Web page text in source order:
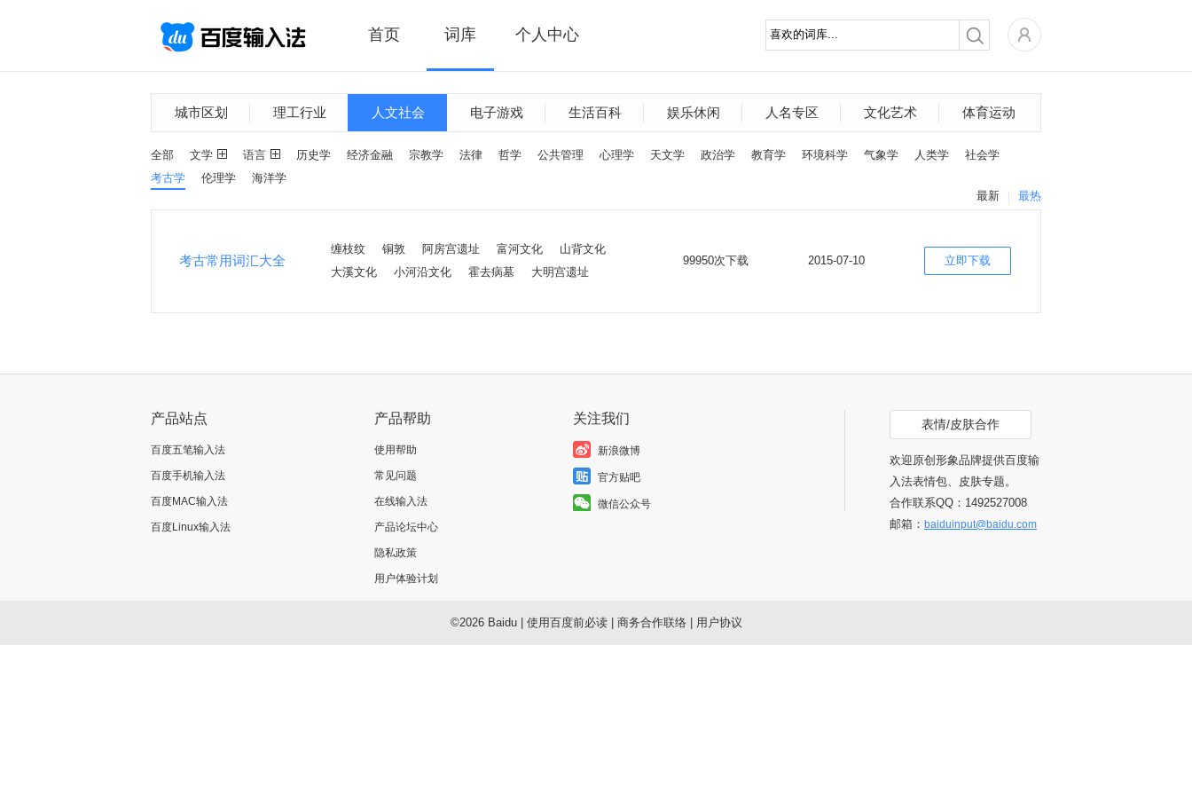
首页 词库 个人中心
城市区划 理工行业 人文社会 电子游戏 生活百科 娱乐休闲 人名专区 文化艺术 体育运动
全部 文学 语言 历史学 经济金融 宗教学 法律 哲学 公共管理 心理学 天文学 政治学 教育学 环境科学 气象学 人类学
社会学
考古学
伦理学
海洋学
最热
最新
考古常用词汇大全
缠枝纹 铜敦 阿房宫遗址 富河文化
山背文化
大溪文化
小河沿文化 霍去病墓 大明宫遗址
99950次下载 2015-07-10 立即下载
产品站点
百度五笔输入法
百度手机输入法
百度MAC输入法
百度Linux输入法
产品帮助
使用帮助
常见问题
在线输入法
产品论坛中心
隐私政策
用户体验计划
关注我们
新浪微博
官方贴吧
微信公众号
表情/皮肤合作
欢迎原创形象品牌提供百度输
入法表情包、皮肤专题。
合作联系QQ：1492527008
邮箱： baiduinput@baidu.com
©2026 Baidu| 使用百度前必读| 商务合作联络| 用户协议